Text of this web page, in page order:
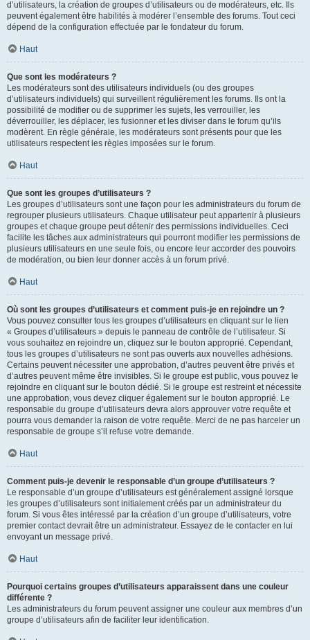
d’utilisateurs, la création de groupes d’utilisateurs ou de modérateurs, etc. Ils
peuvent également être habilités à modérer l’ensemble des forums. Tout ceci
dépend de la configuration effectuée par le fondateur du forum.
Haut
Que sont les modérateurs ?
Les modérateurs sont des utilisateurs individuels (ou des groupes
d’utilisateurs individuels) qui surveillent régulièrement les forums. Ils ont la
possibilité de modifier ou de supprimer les sujets, les verrouiller, les
déverrouiller, les déplacer, les fusionner et les diviser dans le forum qu’ils
modèrent. En règle générale, les modérateurs sont présents pour que les
utilisateurs respectent les règles imposées sur le forum.
Haut
Que sont les groupes d’utilisateurs ?
Les groupes d’utilisateurs sont une façon pour les administrateurs du forum de
regrouper plusieurs utilisateurs. Chaque utilisateur peut appartenir à plusieurs
groupes et chaque groupe peut détenir des permissions individuelles. Ceci
facilite les tâches aux administrateurs qui pourront modifier les permissions de
plusieurs utilisateurs en une seule fois, ou encore leur accorder des pouvoirs
de modération, ou bien leur donner accès à un forum privé.
Haut
Où sont les groupes d’utilisateurs et comment puis-je en rejoindre un ?
Vous pouvez consulter tous les groupes d’utilisateurs en cliquant sur le lien
« Groupes d’utilisateurs » depuis le panneau de contrôle de l’utilisateur. Si
vous souhaitez en rejoindre un, cliquez sur le bouton approprié. Cependant,
tous les groupes d’utilisateurs ne sont pas ouverts aux nouvelles adhésions.
Certains peuvent nécessiter une approbation, d’autres peuvent être privés et
d’autres peuvent même être invisibles. Si le groupe est public, vous pouvez le
rejoindre en cliquant sur le bouton dédié. Si le groupe est restreint et nécessite
une approbation, vous devez cliquer également sur le bouton approprié. Le
responsable du groupe d’utilisateurs devra alors approuver votre requête et
pourra vous demander la raison de votre requête. Merci de ne pas harceler un
responsable de groupe s’il refuse votre demande.
Haut
Comment puis-je devenir le responsable d’un groupe d’utilisateurs ?
Le responsable d’un groupe d’utilisateurs est généralement assigné lorsque
les groupes d’utilisateurs sont initialement créés par un administrateur du
forum. Si vous êtes intéressé par la création d’un groupe d’utilisateurs, votre
premier contact devrait être un administrateur. Essayez de le contacter en lui
envoyant un message privé.
Haut
Pourquoi certains groupes d’utilisateurs apparaissent dans une couleur
différente ?
Les administrateurs du forum peuvent assigner une couleur aux membres d’un
groupe d’utilisateurs afin de faciliter leur identification.